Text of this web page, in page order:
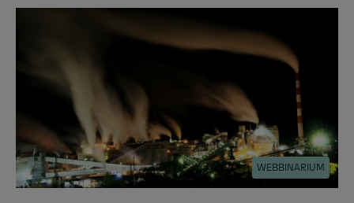
WEBBINARIUM